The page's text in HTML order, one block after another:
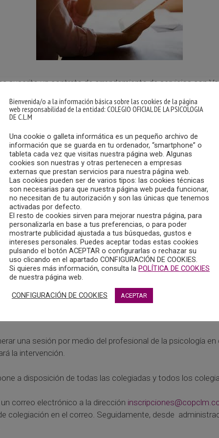
suscrito un contrato de arrendamiento de servicios con
colegiados y todas las colegiadas realizar la
de salas individuales y grupales, que van a permitir
Psicología autonómicos que ya disponen de ella, y que
de datos y de cumplimiento del Código Deontológico y
decir, la información pasa por el sistema de una forma
y que esta pandemia ha generado una necesidad a la
oficial de la Psicología de Castilla-La Mancha, tratamos
una sesión por medio del profesional de la psicología
la intervención.
a disposición de todas las colegiadas y todos los
correo electrónico a la dirección
colegiación en el correo. Seguidamente, desde
Bienvenida/o a la información básica sobre las cookies de la página
web responsabilidad de la entidad: COLEGIO OFICIAL DE LA PSICOLOGIA
DE C.L.M
Una cookie o galleta informática es un pequeño archivo de
información que se guarda en tu ordenador, “smartphone” o
tableta cada vez que visitas nuestra página web. Algunas
cookies son nuestras y otras pertenecen a empresas
externas que prestan servicios para nuestra página web.
Las cookies pueden ser de varios tipos: las cookies técnicas
son necesarias para que nuestra página web pueda funcionar,
no necesitan de tu autorización y son las únicas que tenemos
activadas por defecto.
El resto de cookies sirven para mejorar nuestra página, para
personalizarla en base a tus preferencias, o para poder
mostrarte publicidad ajustada a tus búsquedas, gustos e
intereses personales. Puedes aceptar todas estas cookies
pulsando el botón ACEPTAR o configurarlas o rechazar su
uso clicando en el apartado CONFIGURACIÓN DE COOKIES.
Si quieres más información, consulta la POLÍTICA DE COOKIES
de nuestra página web.
CONFIGURACIÓN DE COOKIES ACEPTAR